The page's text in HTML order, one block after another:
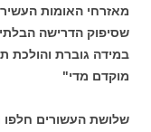
מאזרחי האומות
שסיפוק הדרישה
במידה גוברת והולכת
מוקדם מדי"
שלושת העשורים חלפו